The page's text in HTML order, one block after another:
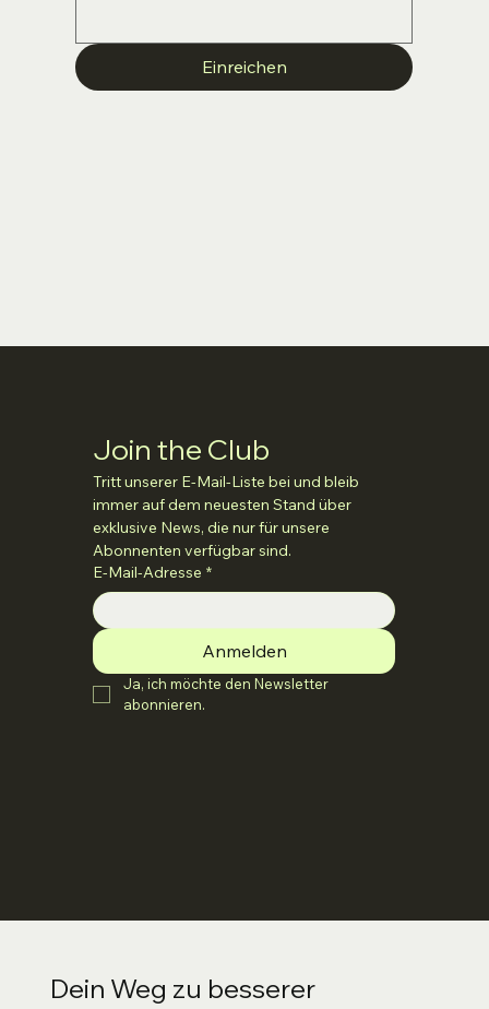
Einreichen
Join the Club
Tritt unserer E-Mail-Liste bei und bleib
immer auf dem neuesten Stand über
exklusive News, die nur für unsere
Abonnenten verfügbar sind.
E-Mail-Adresse *
Anmelden
Ja, ich möchte den Newsletter
abonnieren.
Dein Weg zu besserer